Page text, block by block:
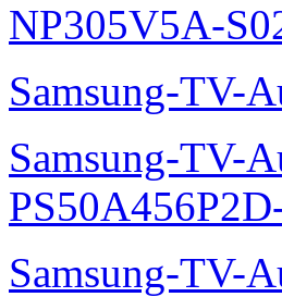
NP305V5A-
Samsung-TV-
Samsung-TV-
Samsung-TV-